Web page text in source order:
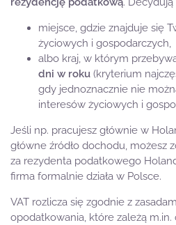
miejsce, gdzie znajduje się
życiowych i gospodarczych,
albo kraj, w którym
dni w roku (kryterium
gdy jednoznacznie nie
interesów życiowych i
Jeśli np. pracujesz głównie w
główne źródło dochodu, możesz
za rezydenta podatkowego
firma formalnie działa w Polsce.
VAT rozlicza się zgodnie z
opodatkowania, które zależą m.in.